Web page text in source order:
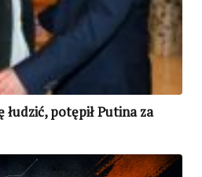
łudzić, potępił Putina za